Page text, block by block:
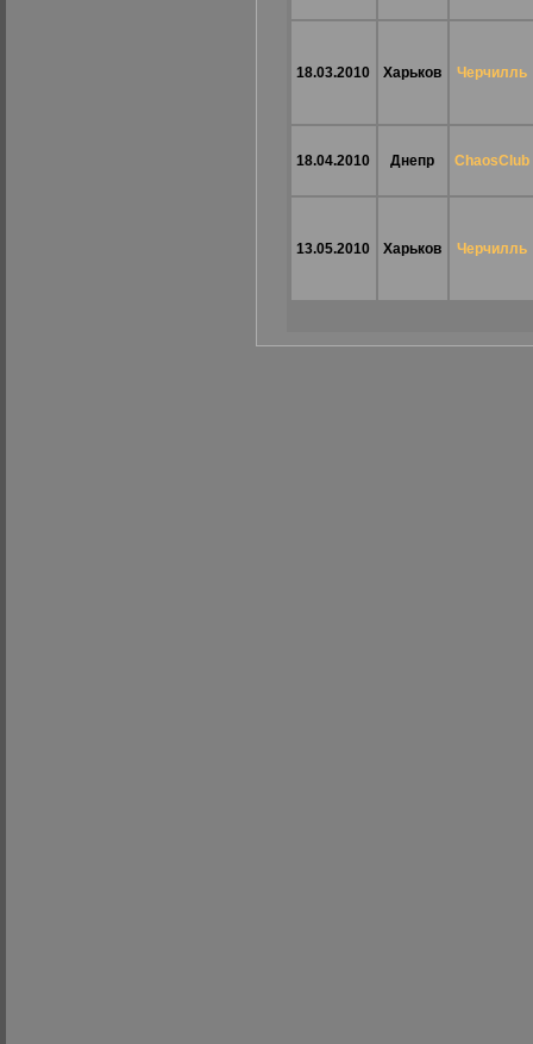
18.03.2010 Харьков Черчилль
18.04.2010 Днепр ChaosClub
13.05.2010 Харьков Черчилль